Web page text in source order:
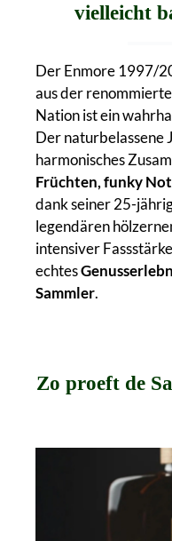
vielleicht
Der Enmore 1997/
aus der
Nation ist ein
Der naturbelassene
harmonisches
Früchten, funky
dank seiner 25-
legendären
intensiver
echtes
Sammler.
Zo proeft de